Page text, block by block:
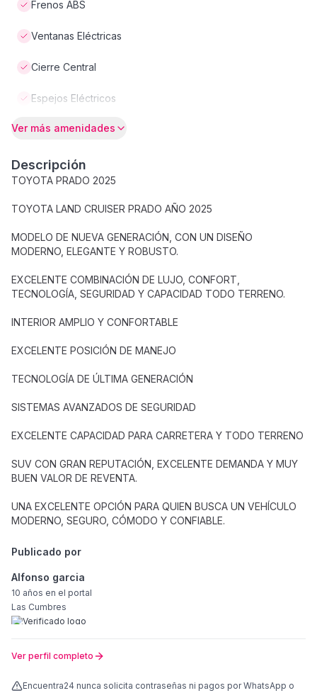
Frenos ABS
Ventanas Eléctricas
Cierre Central
Espejos Eléctricos
Ver más amenidades
Descripción
TOYOTA PRADO 2025
TOYOTA LAND CRUISER PRADO AÑO 2025
MODELO DE NUEVA GENERACIÓN, CON UN DISEÑO
MODERNO, ELEGANTE Y ROBUSTO.
EXCELENTE COMBINACIÓN DE LUJO, CONFORT,
TECNOLOGÍA, SEGURIDAD Y CAPACIDAD TODO TERRENO.
INTERIOR AMPLIO Y CONFORTABLE
EXCELENTE POSICIÓN DE MANEJO
TECNOLOGÍA DE ÚLTIMA GENERACIÓN
SISTEMAS AVANZADOS DE SEGURIDAD
EXCELENTE CAPACIDAD PARA CARRETERA Y TODO TERRENO
SUV CON GRAN REPUTACIÓN, EXCELENTE DEMANDA Y MUY
BUEN VALOR DE REVENTA.
UNA EXCELENTE OPCIÓN PARA QUIEN BUSCA UN VEHÍCULO
MODERNO, SEGURO, CÓMODO Y CONFIABLE.
Publicado por
Alfonso garcia
10 años en el portal
Las Cumbres
Ver perfil completo
Encuentra24 nunca solicita contraseñas ni pagos por WhatsApp o